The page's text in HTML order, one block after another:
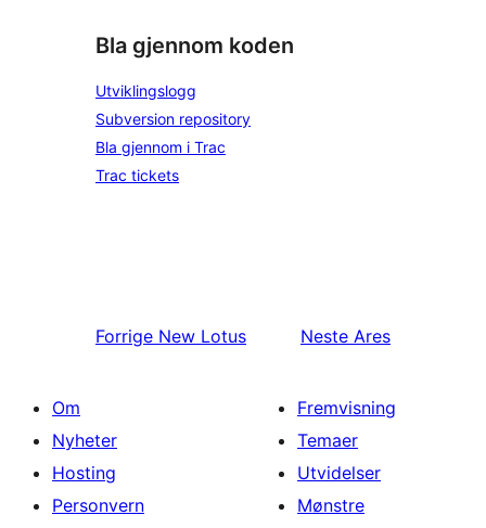
Bla gjennom koden
Utviklingslogg
Subversion repository
Bla gjennom i Trac
Trac tickets
Forrige New Lotus Neste Ares
Om
Nyheter
Hosting
Personvern
Fremvisning
Temaer
Utvidelser
Mønstre